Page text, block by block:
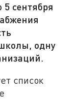
сентября
одну
список